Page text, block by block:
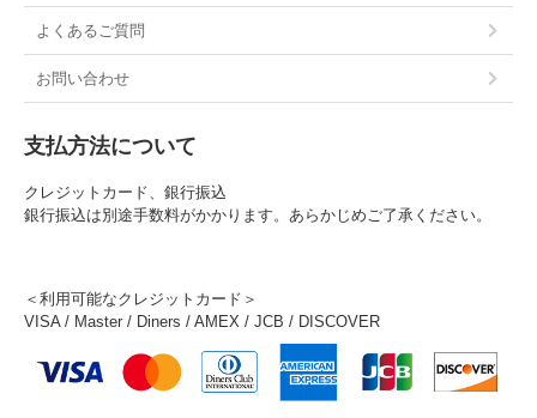
よくあるご質問
お問い合わせ
支払方法について
クレジットカード、銀行振込
銀行振込は別途手数料がかかります。あらかじめご了承ください。
＜利用可能なクレジットカード＞
VISA / Master / Diners / AMEX / JCB / DISCOVER